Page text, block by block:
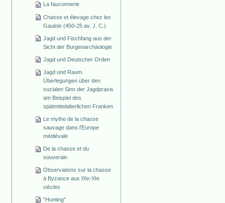
La fauconnerie
Chasse et élevage chez les
Gaulois (450-25 av. J. C.)
Jagd und Fischfang aus der
Sicht der Burgenarchäologie
Jagd und Deutscher Orden
Jagd und Raum.
Überlegungen über den
sozialen Sinn der Jagdpraxis
am Beispiel des
spätmittelalterlichen Franken
Le mythe de la chasse
sauvage dans l'Europe
médiévale
De la chasse et du
souverain
Observations sur la chasse
à Byzance aux IXe-XIe
siècles
"Hunting"